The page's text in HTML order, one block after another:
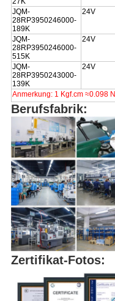
JQM-
28RP3950246000-
189K
24V
JQM-
28RP3950246000-
515K
24V
JQM-
28RP3950243000-
139K
24V
Anmerkung: 1 Kgf.cm ≈0.098
Berufsfabrik:
Zertifikat-Fotos: